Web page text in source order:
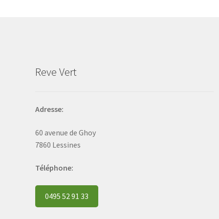
Reve Vert
Adresse:
60 avenue de Ghoy
7860 Lessines
Téléphone:
0495 52 91 33